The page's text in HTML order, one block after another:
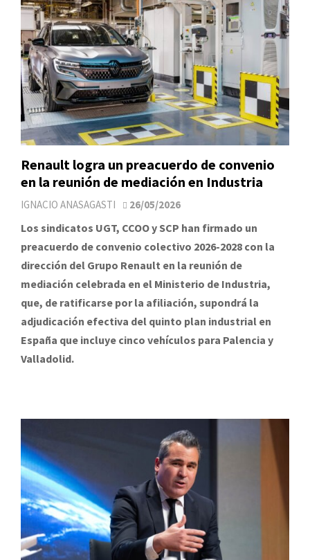
Renault logra un preacuerdo de convenio
en la reunión de mediación en Industria
IGNACIO ANASAGASTI 26/05/2026
Los sindicatos UGT, CCOO y SCP han firmado un
preacuerdo de convenio colectivo 2026-2028 con la
dirección del Grupo Renault en la reunión de
mediación celebrada en el Ministerio de Industria,
que, de ratificarse por la afiliación, supondrá la
adjudicación efectiva del quinto plan industrial en
España que incluye cinco vehículos para Palencia y
Valladolid.